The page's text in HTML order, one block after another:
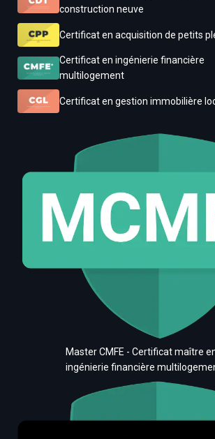
construction neuve
Certificat en acquisition de petits
Certificat en ingénierie financière
multilogement
Certificat en gestion immobilière
Master CMFE - Certificat maître
ingénierie financière